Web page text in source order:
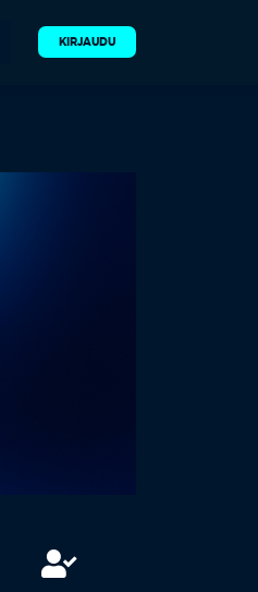
KIRJAUDU